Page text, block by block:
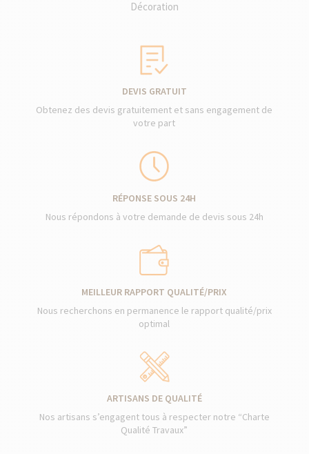
Décoration
DEVIS GRATUIT
Obtenez des devis gratuitement et sans engagement de
votre part
RÉPONSE SOUS 24H
Nous répondons à votre demande de devis sous 24h
MEILLEUR RAPPORT QUALITÉ/PRIX
Nous recherchons en permanence le rapport qualité/prix
optimal
ARTISANS DE QUALITÉ
Nos artisans s’engagent tous à respecter notre “Charte
Qualité Travaux”